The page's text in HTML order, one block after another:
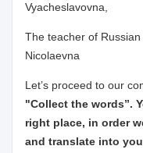
Vyacheslavovna,
The teacher of
Nicolaevna
Let’s proceed to our
"Collect the words”.
right place, in order
and translate into